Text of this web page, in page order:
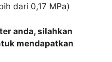
dari 0,17 MPa)
anda, silahkan
mendapatkan